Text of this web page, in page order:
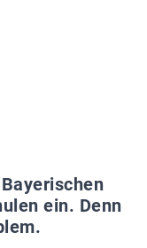
ein. Denn